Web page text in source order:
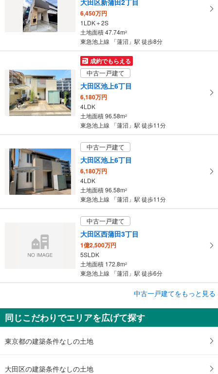
6,450万円
1LDK＋2S
土地面積 47.74m2
東急池上線 「蓮沼」駅 徒歩8分
成約でもらえる
中古一戸建て
大田区池上6丁目
6,180万円
4LDK
土地面積 96.58m2
東急池上線 「蓮沼」駅 徒歩11分
中古一戸建て
大田区池上6丁目
6,180万円
4LDK
土地面積 96.58m2
東急池上線 「蓮沼」駅 徒歩11分
中古一戸建て
大田区西蒲田3丁目
1億2,500万円
5SLDK
土地面積 172.8m2
東急池上線 「蓮沼」駅 徒歩6分
大田区中央6丁目
1億9,000万円
5SLDK（S＝サービスルーム（納戸））
土地面積 299.25m
東急池上線 「蓮沼」駅 徒歩29分
中古一戸建てをもっと見る
同じこだわりでエリアを広げて探す
東京都の建築条件なしの土地
大田区の建築条件なしの土地